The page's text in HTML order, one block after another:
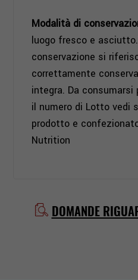
Modalità di
luogo fresco e
conservazione si
correttamente
integra. Da
il numero di Lotto vedi
prodotto e
Nutrition
DOMANDE